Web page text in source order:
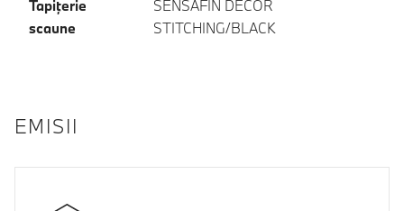
Tapiţerie
scaune
SENSAFIN DECOR
STITCHING/BLACK
EMISII